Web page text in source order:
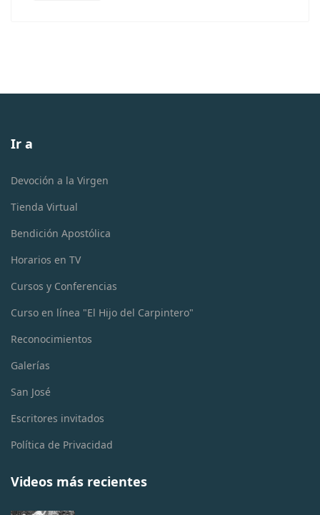
Ir a
Devoción a la Virgen
Tienda Virtual
Bendición Apostólica
Horarios en TV
Cursos y Conferencias
Curso en línea "El Hijo del Carpintero"
Reconocimientos
Galerías
San José
Escritores invitados
Política de Privacidad
Videos más recientes